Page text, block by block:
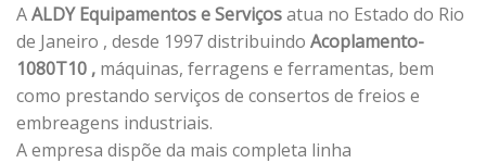
AALDY Equipamentos e Serviçosatua no Estado do Rio
de Janeiro , desde 1997 distribuindo Acoplamento-
1080T10 , máquinas, ferragens e ferramentas, bem
como prestando serviços de consertos de freios e
embreagens industriais.
A empresa dispõe da mais completa linha